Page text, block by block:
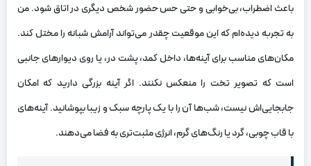
باعث اضطراب، بی‌خوابی و حتی حس حضور شخص دیگری در اتاق شود. من
به تجربه دیده‌ام که این موقعیت چقدر می‌تواند آرامش شبانه را مختل کند.
مکان‌های مناسب برای آینه‌ها، داخل کمد، پشت در، یا روی دیوارهای جانبی
است که تصویر تخت را منعکس نکنند. اگر آینه بزرگی دارید که امکان
جابجایی‌اش نیست، شب‌ها آن را با یک پارچه سبک و زیبا بپوشانید. آینه‌های
با قاب چوبی، گرد یا رنگ‌های گرم، انرژی مثبت‌تری به فضا می‌دهند.